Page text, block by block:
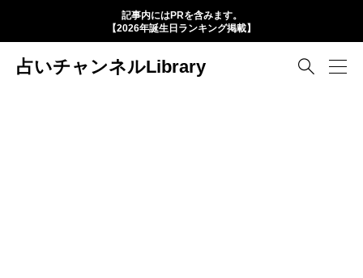
記事内にはPRを含みます。
【2026年誕生日ランキング掲載】
占いチャンネルLibrary 